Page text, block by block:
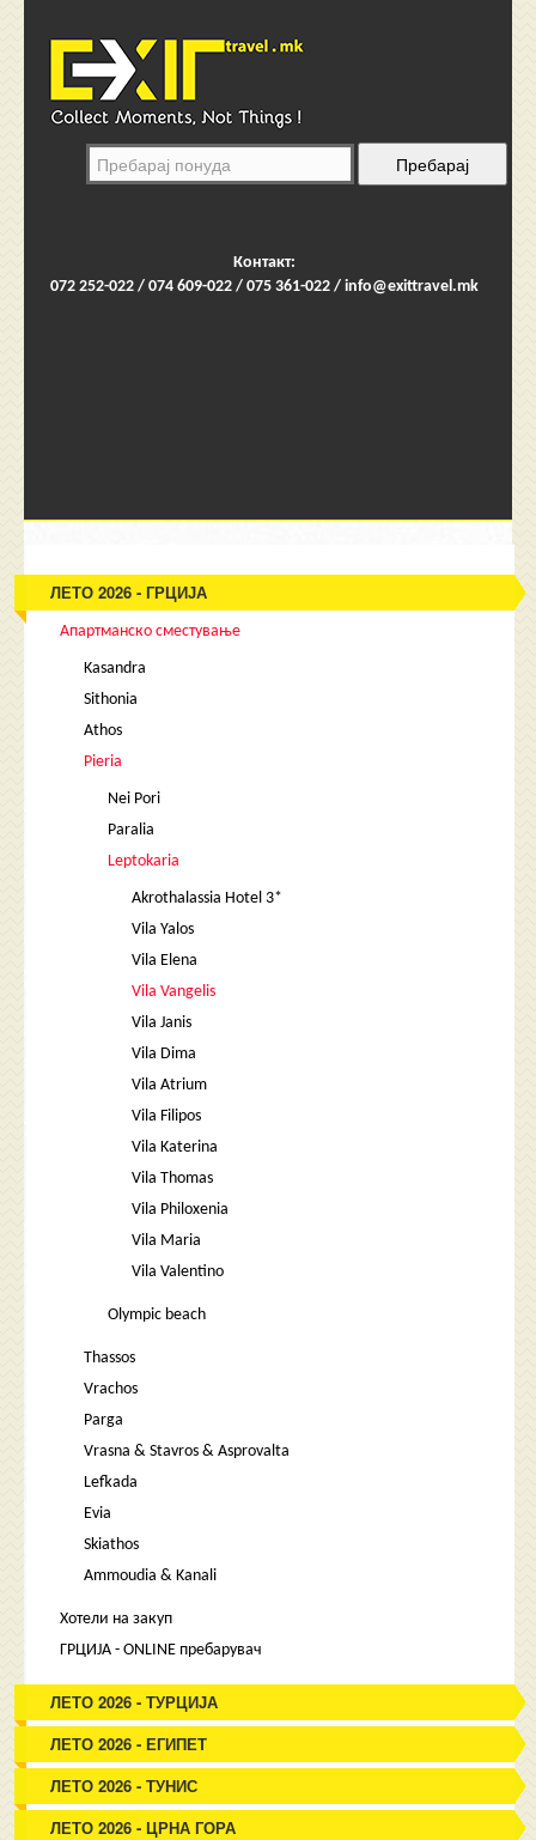
Контакт:
072 252-022 / 074 609-022 / 075 361-022 / info@exittravel.mk
ЛЕТО 2026 - ГРЦИЈА
Апартманско сместување
Kasandra
Sithonia
Athos
Pieria
Nei Pori
Paralia
Leptokaria
Akrothalassia Hotel 3*
Vila Yalos
Vila Elena
Vila Vangelis
Vila Janis
Vila Dima
Vila Atrium
Vila Filipos
Vila Katerina
Vila Thomas
Vila Philoxenia
Vila Maria
Vila Valentino
Olympic beach
Thassos
Vrachos
Parga
Vrasna & Stavros & Asprovalta
Lefkada
Evia
Skiathos
Ammoudia & Kanali
Хотели на закуп
ГРЦИЈА - ONLINE пребарувач
ЛЕТО 2026 - ТУРЦИЈА
ЛЕТО 2026 - ЕГИПЕТ
ЛЕТО 2026 - ТУНИС
ЛЕТО 2026 - ЦРНА ГОРА